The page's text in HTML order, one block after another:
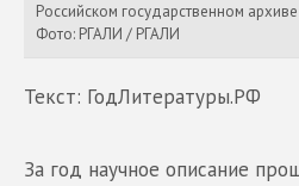
Российском государственном
Фото: РГАЛИ / РГАЛИ
Текст: ГодЛитературы.РФ
За год научное описание